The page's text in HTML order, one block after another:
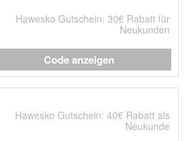
Hawesko Gutschein: 30€ Rabatt für
Neukunden
Code anzeigen
Hawesko Gutschein: 40€ Rabatt als
Neukunde